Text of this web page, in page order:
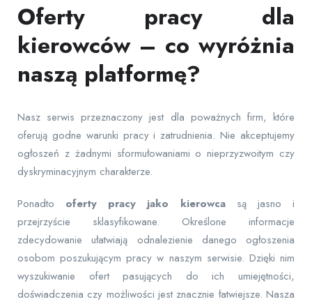
Oferty pracy dla
kierowców – co wyróżnia
naszą platformę?
Nasz serwis przeznaczony jest dla poważnych firm, które
oferują godne warunki pracy i zatrudnienia. Nie akceptujemy
ogłoszeń z żadnymi sformułowaniami o nieprzyzwoitym czy
dyskryminacyjnym charakterze.
Ponadto oferty pracy jako kierowcasą jasno i
przejrzyście sklasyfikowane. Określone informacje
zdecydowanie ułatwiają odnalezienie danego ogłoszenia
osobom poszukującym pracy w naszym serwisie. Dzięki nim
wyszukiwanie ofert pasujących do ich umiejętności,
doświadczenia czy możliwości jest znacznie łatwiejsze. Nasza